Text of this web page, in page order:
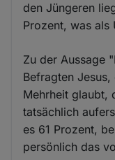
den Jüngeren
Prozent, was als
Zu der Aussage
Befragten
Mehrheit glaubt,
tatsächlich
es 61 Prozent,
persönlich das